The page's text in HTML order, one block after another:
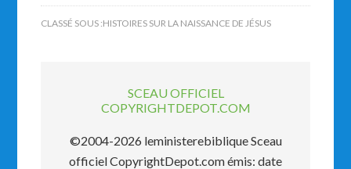
CLASSÉ SOUS :HISTOIRES SUR LA NAISSANCE DE JÉSUS
SCEAU OFFICIEL
COPYRIGHTDEPOT.COM
©2004-2026 leministerebiblique Sceau
officiel CopyrightDepot.com émis: date